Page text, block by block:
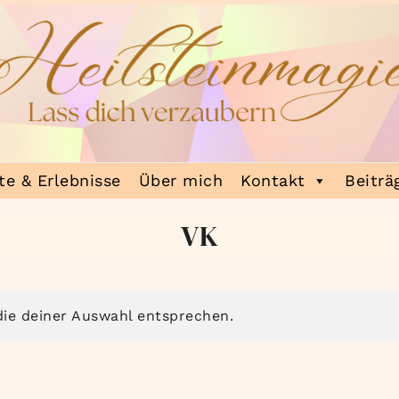
& Erlebnisse Über mich Kontakt
VK
deiner Auswahl entsprechen.